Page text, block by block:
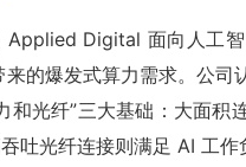
Digital 面向人工
的爆发式算力需求。公
和光纤”三大基础：大面
吐光纤连接则满足 AI 工作